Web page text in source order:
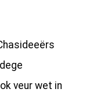
veur wet in